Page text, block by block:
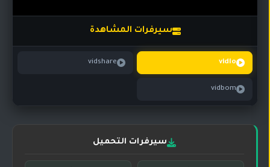
مسلسلات
مسلسلات
تركي
مسلسلات
سيرفرات المشاهدة
vidlo
vidshare
vidbom
سيرفرات التحميل